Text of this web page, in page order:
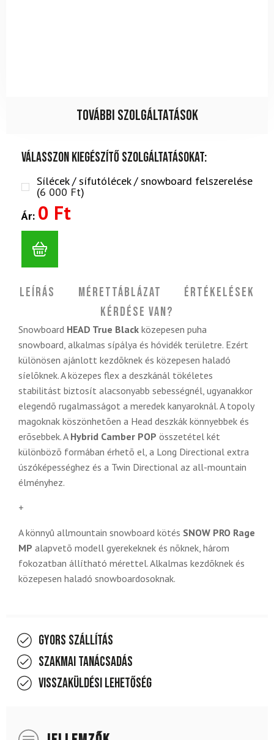
További szolgáltatások
Válasszon kiegészítő szolgáltatásokat:
Sílécek / sífutólécek / snowboard felszerelése
(6 000 Ft)
Ár: 0 Ft
Leírás Mérettáblázat
Értékelések
Kérdése van?
Snowboard HEAD True Black közepesen puha
snowboard, alkalmas sípálya és hóvidék területre. Ezért
különösen ajánlott kezdõknek és közepesen haladó
síelõknek. A közepes flex a deszkánál tökéletes
stabilitást biztosít alacsonyabb sebességnél, ugyanakkor
elegendõ rugalmasságot a meredek kanyaroknál. A topoly
magoknak köszönhetõen a Head deszkák könnyebbek és
erõsebbek. A Hybrid Camber POP összetétel két
különbözõ formában érhetõ el, a Long Directional extra
úszóképességhez és a Twin Directional az all-mountain
élményhez.
+
A könnyû allmountain snowboard kötés SNOW PRO Rage
MP alapvetõ modell gyerekeknek és nõknek, három
fokozatban állítható mérettel. Alkalmas kezdõknek és
közepesen haladó snowboardosoknak.
Gyors szállítás
Szakmai tanácsadás
Visszaküldési lehetőség